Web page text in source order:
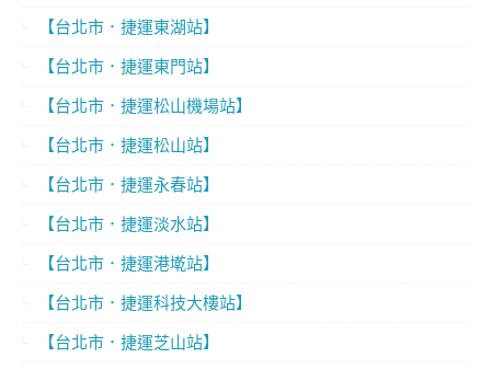
【台北市．捷運東湖站】
【台北市．捷運東門站】
【台北市．捷運松山機場站】
【台北市．捷運松山站】
【台北市．捷運永春站】
【台北市．捷運淡水站】
【台北市．捷運港墘站】
【台北市．捷運科技大樓站】
【台北市．捷運芝山站】